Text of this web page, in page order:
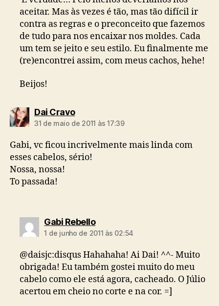
aceitar. Mas às vezes é tão, mas tão difícil ir
contra as regras e o preconceito que fazemos
de tudo para nos encaixar nos moldes. Cada
um tem se jeito e seu estilo. Eu finalmente me
(re)encontrei assim, com meus cachos, hehe!
Beijos!
Dai Cravodiz:
31 de maio de 2011 às 17:39
Gabi, vc ficou incrivelmente mais linda com
esses cabelos, sério!
Nossa, nossa!
To passada!
Gabi Rebellodiz:
1 de junho de 2011 às 02:54
@daisjc:disqus Hahahaha! Ai Dai! ^^- Muito
obrigada! Eu também gostei muito do meu
cabelo como ele está agora, cacheado. O Júlio
acertou em cheio no corte e na cor. =]